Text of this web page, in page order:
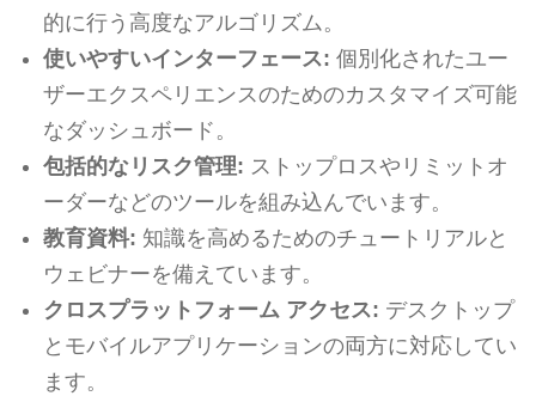
的に行う高度なアルゴリズム。
使いやすいインターフェース: 個別化されたユー
ザーエクスペリエンスのためのカスタマイズ可能
なダッシュボード。
包括的なリスク管理: ストップロスやリミットオ
ーダーなどのツールを組み込んでいます。
教育資料: 知識を高めるためのチュートリアルと
ウェビナーを備えています。
クロスプラットフォーム アクセス: デスクトップ
とモバイルアプリケーションの両方に対応してい
ます。